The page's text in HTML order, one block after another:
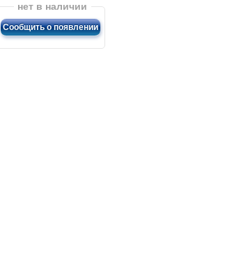
нет в наличии
Сообщить о появлении